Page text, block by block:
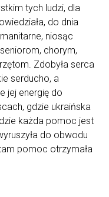
tych ludzi, dla
do dnia
niosąc
chorym,
Zdobyła serca
serducho, a
jej energię do
gdzie ukraińska
każda pomoc jest
do obwodu
pomoc otrzymała